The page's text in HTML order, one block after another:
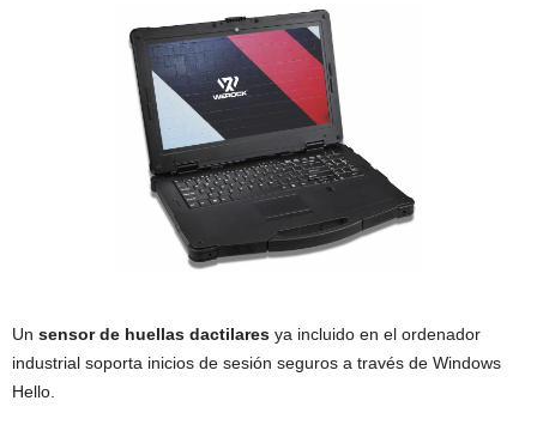
Un sensor de huellas dactilares ya incluido en el ordenador
industrial soporta inicios de sesión seguros a través de Windows
Hello.